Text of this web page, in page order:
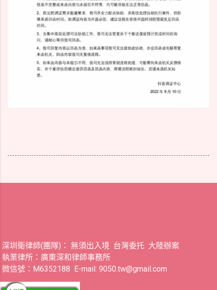
深圳衛律師(團隊)： 無須出入境 台灣委托 大陸辦案
執業律所：廣東深和律師事務所
微信號：M6352188 E-mail: 9050.tw@gmail.com